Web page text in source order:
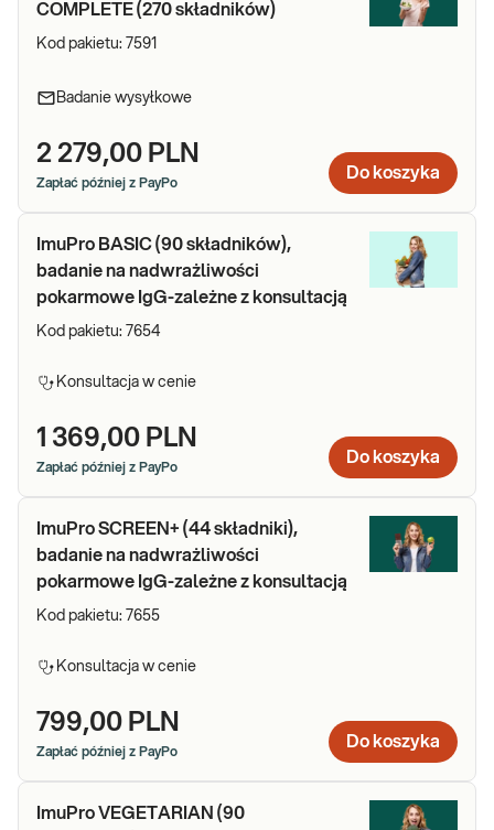
COMPLETE (270 składników)
Kod pakietu: 7591
Badanie wysyłkowe
2 279,00 PLN
Zapłać później z PayPo
Do koszyka
ImuPro BASIC (90 składników),
badanie na nadwrażliwości
pokarmowe IgG-zależne z konsultacją
Kod pakietu: 7654
Konsultacja w cenie
1 369,00 PLN
Zapłać później z PayPo
Do koszyka
ImuPro SCREEN+ (44 składniki),
badanie na nadwrażliwości
pokarmowe IgG-zależne z konsultacją
Kod pakietu: 7655
Konsultacja w cenie
799,00 PLN
Zapłać później z PayPo
Do koszyka
ImuPro VEGETARIAN (90